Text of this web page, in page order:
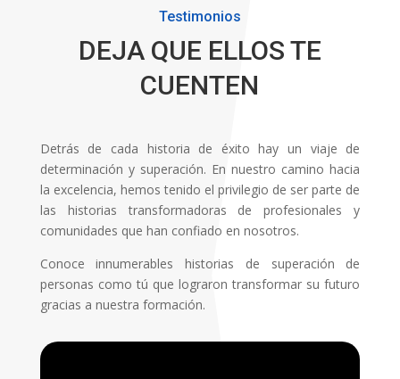
Testimonios
DEJA QUE ELLOS TE
CUENTEN
Detrás de cada historia de éxito hay un viaje de
determinación y superación. En nuestro camino hacia
la excelencia, hemos tenido el privilegio de ser parte de
las historias transformadoras de profesionales y
comunidades que han confiado en nosotros.
Conoce innumerables historias de superación de
personas como tú que lograron transformar su futuro
gracias a nuestra formación.